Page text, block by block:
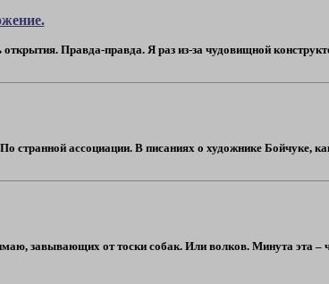
Правда-правда. Я раз из-за чудовищной
странной ассоциации. В писаниях о художнике Бойчуке,
завывающих от тоски собак. Или волков. Минута эта –